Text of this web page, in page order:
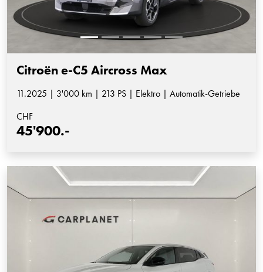
Citroën e-C5 Aircross Max
11.2025 | 3'000 km | 213 PS | Elektro | Automatik-Getriebe
CHF
45'900.-